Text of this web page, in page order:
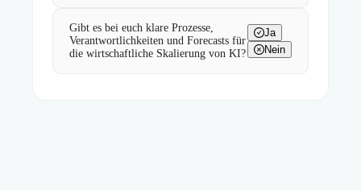
Gibt es bei euch klare Prozesse,
Verantwortlichkeiten und Forecasts für
die wirtschaftliche Skalierung von KI?
Ja
Nein